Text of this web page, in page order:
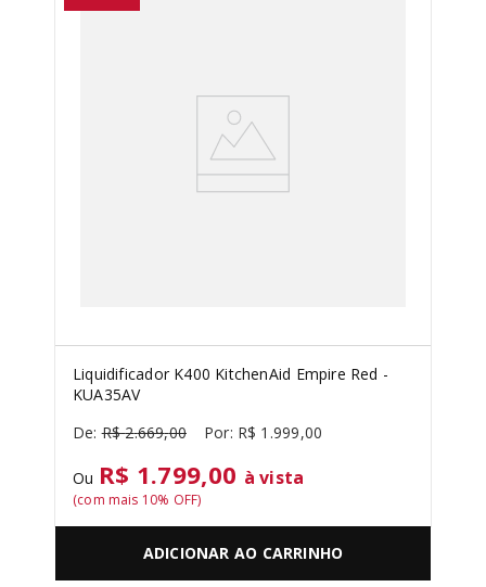
SORVETEIRA
Liquidificador K400 KitchenAid Empire Red -
KUA35AV
R$ 2.669,00 R$ 1 .999,00
Ou R$ 1.799,00 à vista
(com mais 10% OFF)
ADICIONAR AO CARRINHO